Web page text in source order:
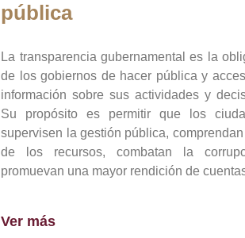
pública
La transparencia gubernamental es la
de los gobiernos de hacer pública y
información sobre sus actividades y
Su propósito es permitir que los
supervisen la gestión pública,
de los recursos, combatan la
promuevan una mayor rendición de
Ver más